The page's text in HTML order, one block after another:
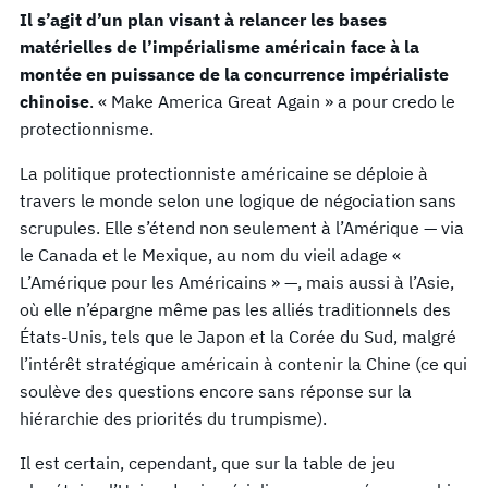
Il s’agit d’un plan visant à relancer les bases
matérielles de l’impérialisme américain face à la
montée en puissance de la concurrence impérialiste
chinoise. « Make America Great Again » a pour credo le
protectionnisme.
La politique protectionniste américaine se déploie à
travers le monde selon une logique de négociation sans
scrupules. Elle s’étend non seulement à l’Amérique — via
le Canada et le Mexique, au nom du vieil adage «
L’Amérique pour les Américains » —, mais aussi à l’Asie,
où elle n’épargne même pas les alliés traditionnels des
États-Unis, tels que le Japon et la Corée du Sud, malgré
l’intérêt stratégique américain à contenir la Chine (ce qui
soulève des questions encore sans réponse sur la
hiérarchie des priorités du trumpisme).
Il est certain, cependant, que sur la table de jeu